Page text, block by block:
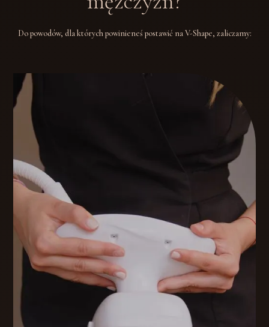
Do powodów, dla których powinieneś postawić na V-Shape, zaliczamy: